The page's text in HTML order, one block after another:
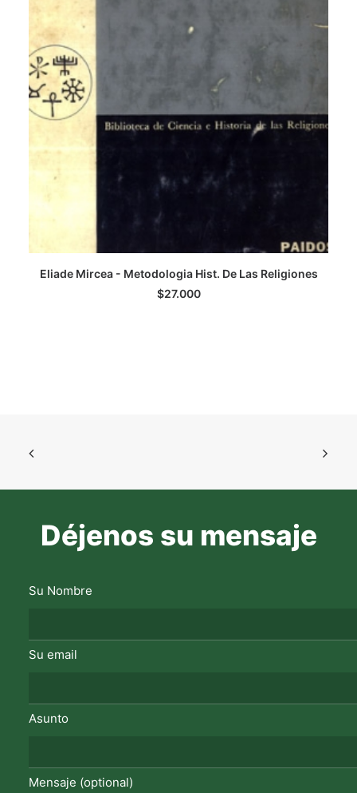
AGREGAR AL CARRITO
Eliade Mircea - Metodologia Hist. De Las Religiones
$27.000
Déjenos su mensaje
Su Nombre
Su email
Asunto
Mensaje (optional)